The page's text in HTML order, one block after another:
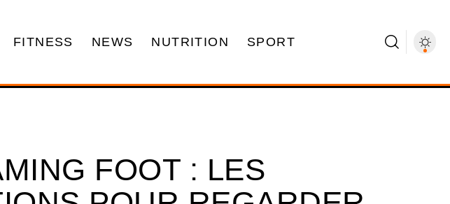
FITNESS NEWS NUTRITION SPORT
FOOT : LES